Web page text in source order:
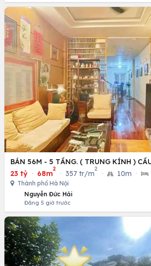
BÁN 56M - 5 TẦNG. ( TRUNG KÍNH )
23 tỷ · 68m
2
· 357 tr/m
2
· 10m ·
Thành phố Hà Nội
Nguyễn Đức Hải
Đăng 5 giờ trước